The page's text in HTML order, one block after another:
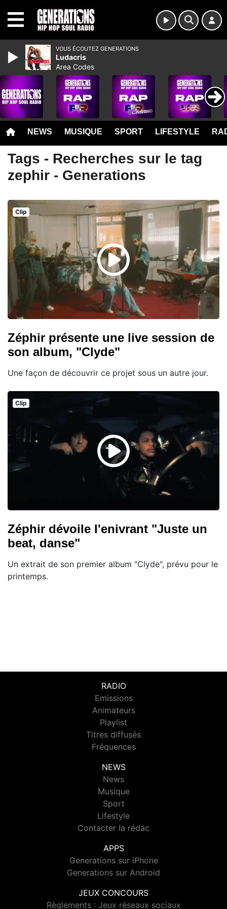
NEWS MUSIQUE SPORT LIFESTYLE
Tags - Recherches sur le tag
zephir - Generations
Clip
Zéphir présente une live session de
son album, "Clyde"
Une façon de découvrir ce projet sous un autre jour.
Clip
Zéphir dévoile l'enivrant "Juste un
beat, danse"
Un extrait de son premier album "Clyde", prévu pour le
printemps.
RADIO
Emissions
Animateurs
Playlist
Titres diffusés
Fréquences
NEWS
News
Musique
Sport
Lifestyle
Contacter la rédac
APPS
Generations sur iPhone
Generations sur Android
JEUX CONCOURS
Règlements : Jeux réseaux sociaux
VOUS ÉCOUTEZ GENERATIONS
Ludacris
Area Codes